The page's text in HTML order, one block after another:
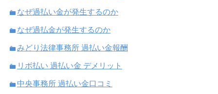
なぜ過払い金が発生するのか
なぜ過払金が発生するのか
みどり法律事務所 過払い金報酬
リボ払い 過払い金 デメリット
中央事務所 過払い金口コミ